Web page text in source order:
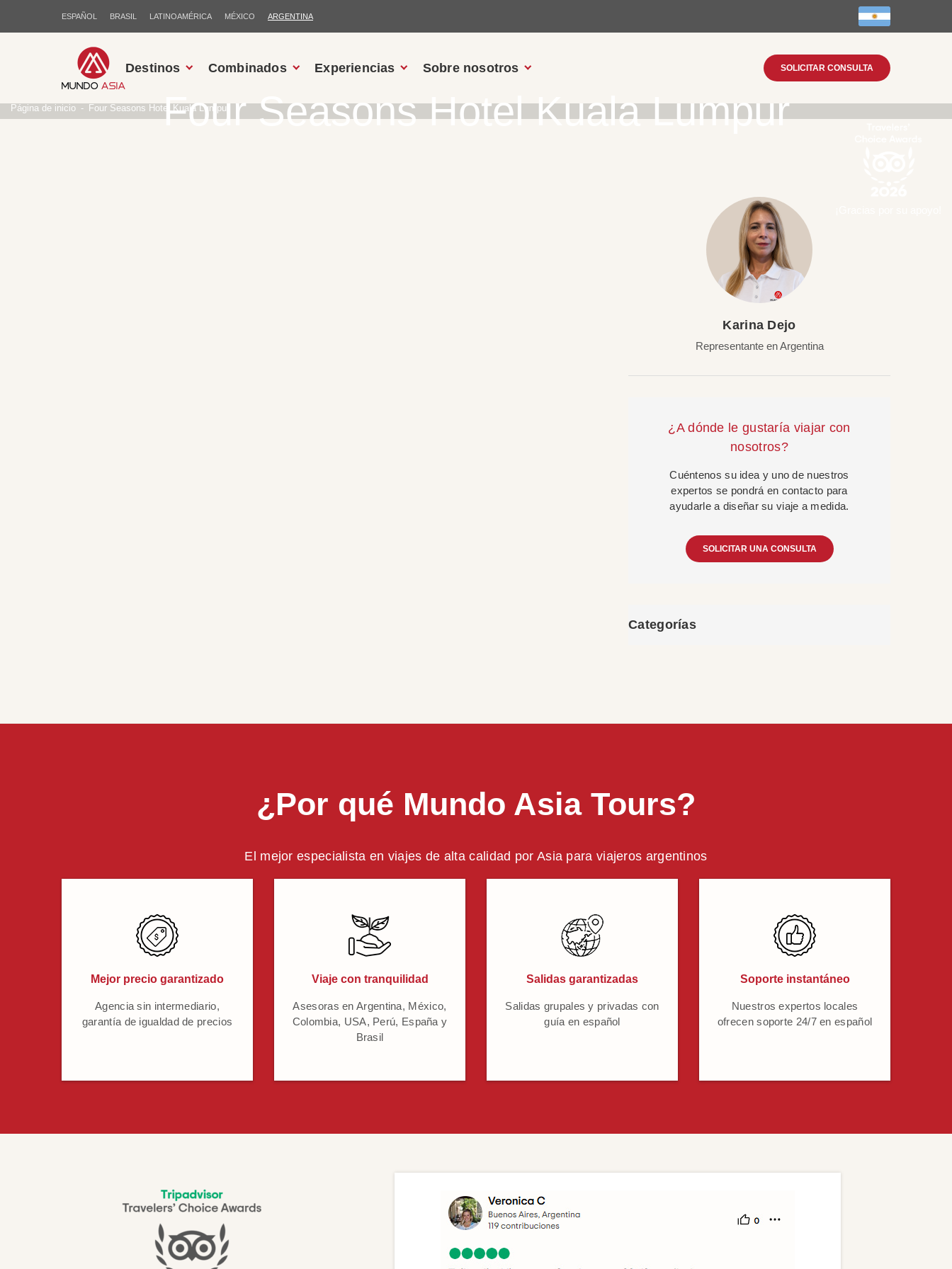
ESPAÑOL BRASIL LATINOAMÉRICA MÉXICO ARGENTINA
Destinos Combinados Experiencias Sobre nosotros SOLICITAR CONSULTA
Four Seasons Hotel Kuala Lumpur
Página de inicio Four Seasons Hotel Kuala Lumpur
Karina Dejo
Representante en Argentina
¿A dónde le gustaría viajar con
nosotros?
Cuéntenos su idea y uno de nuestros
expertos se pondrá en contacto para
ayudarle a diseñar su viaje a medida.
SOLICITAR UNA CONSULTA
Categorías
¿Por qué Mundo Asia Tours?
El mejor especialista en viajes de alta calidad por Asia para viajeros argentinos
Mejor precio garantizado
Agencia sin intermediario,
garantía de igualdad de precios
Viaje con tranquilidad
Asesoras en Argentina, México,
Colombia, USA, Perú, España y
Brasil
Salidas garantizadas
Salidas grupales y privadas con
guía en español
Soporte instantáneo
Nuestros expertos locales
ofrecen soporte 24/7 en español